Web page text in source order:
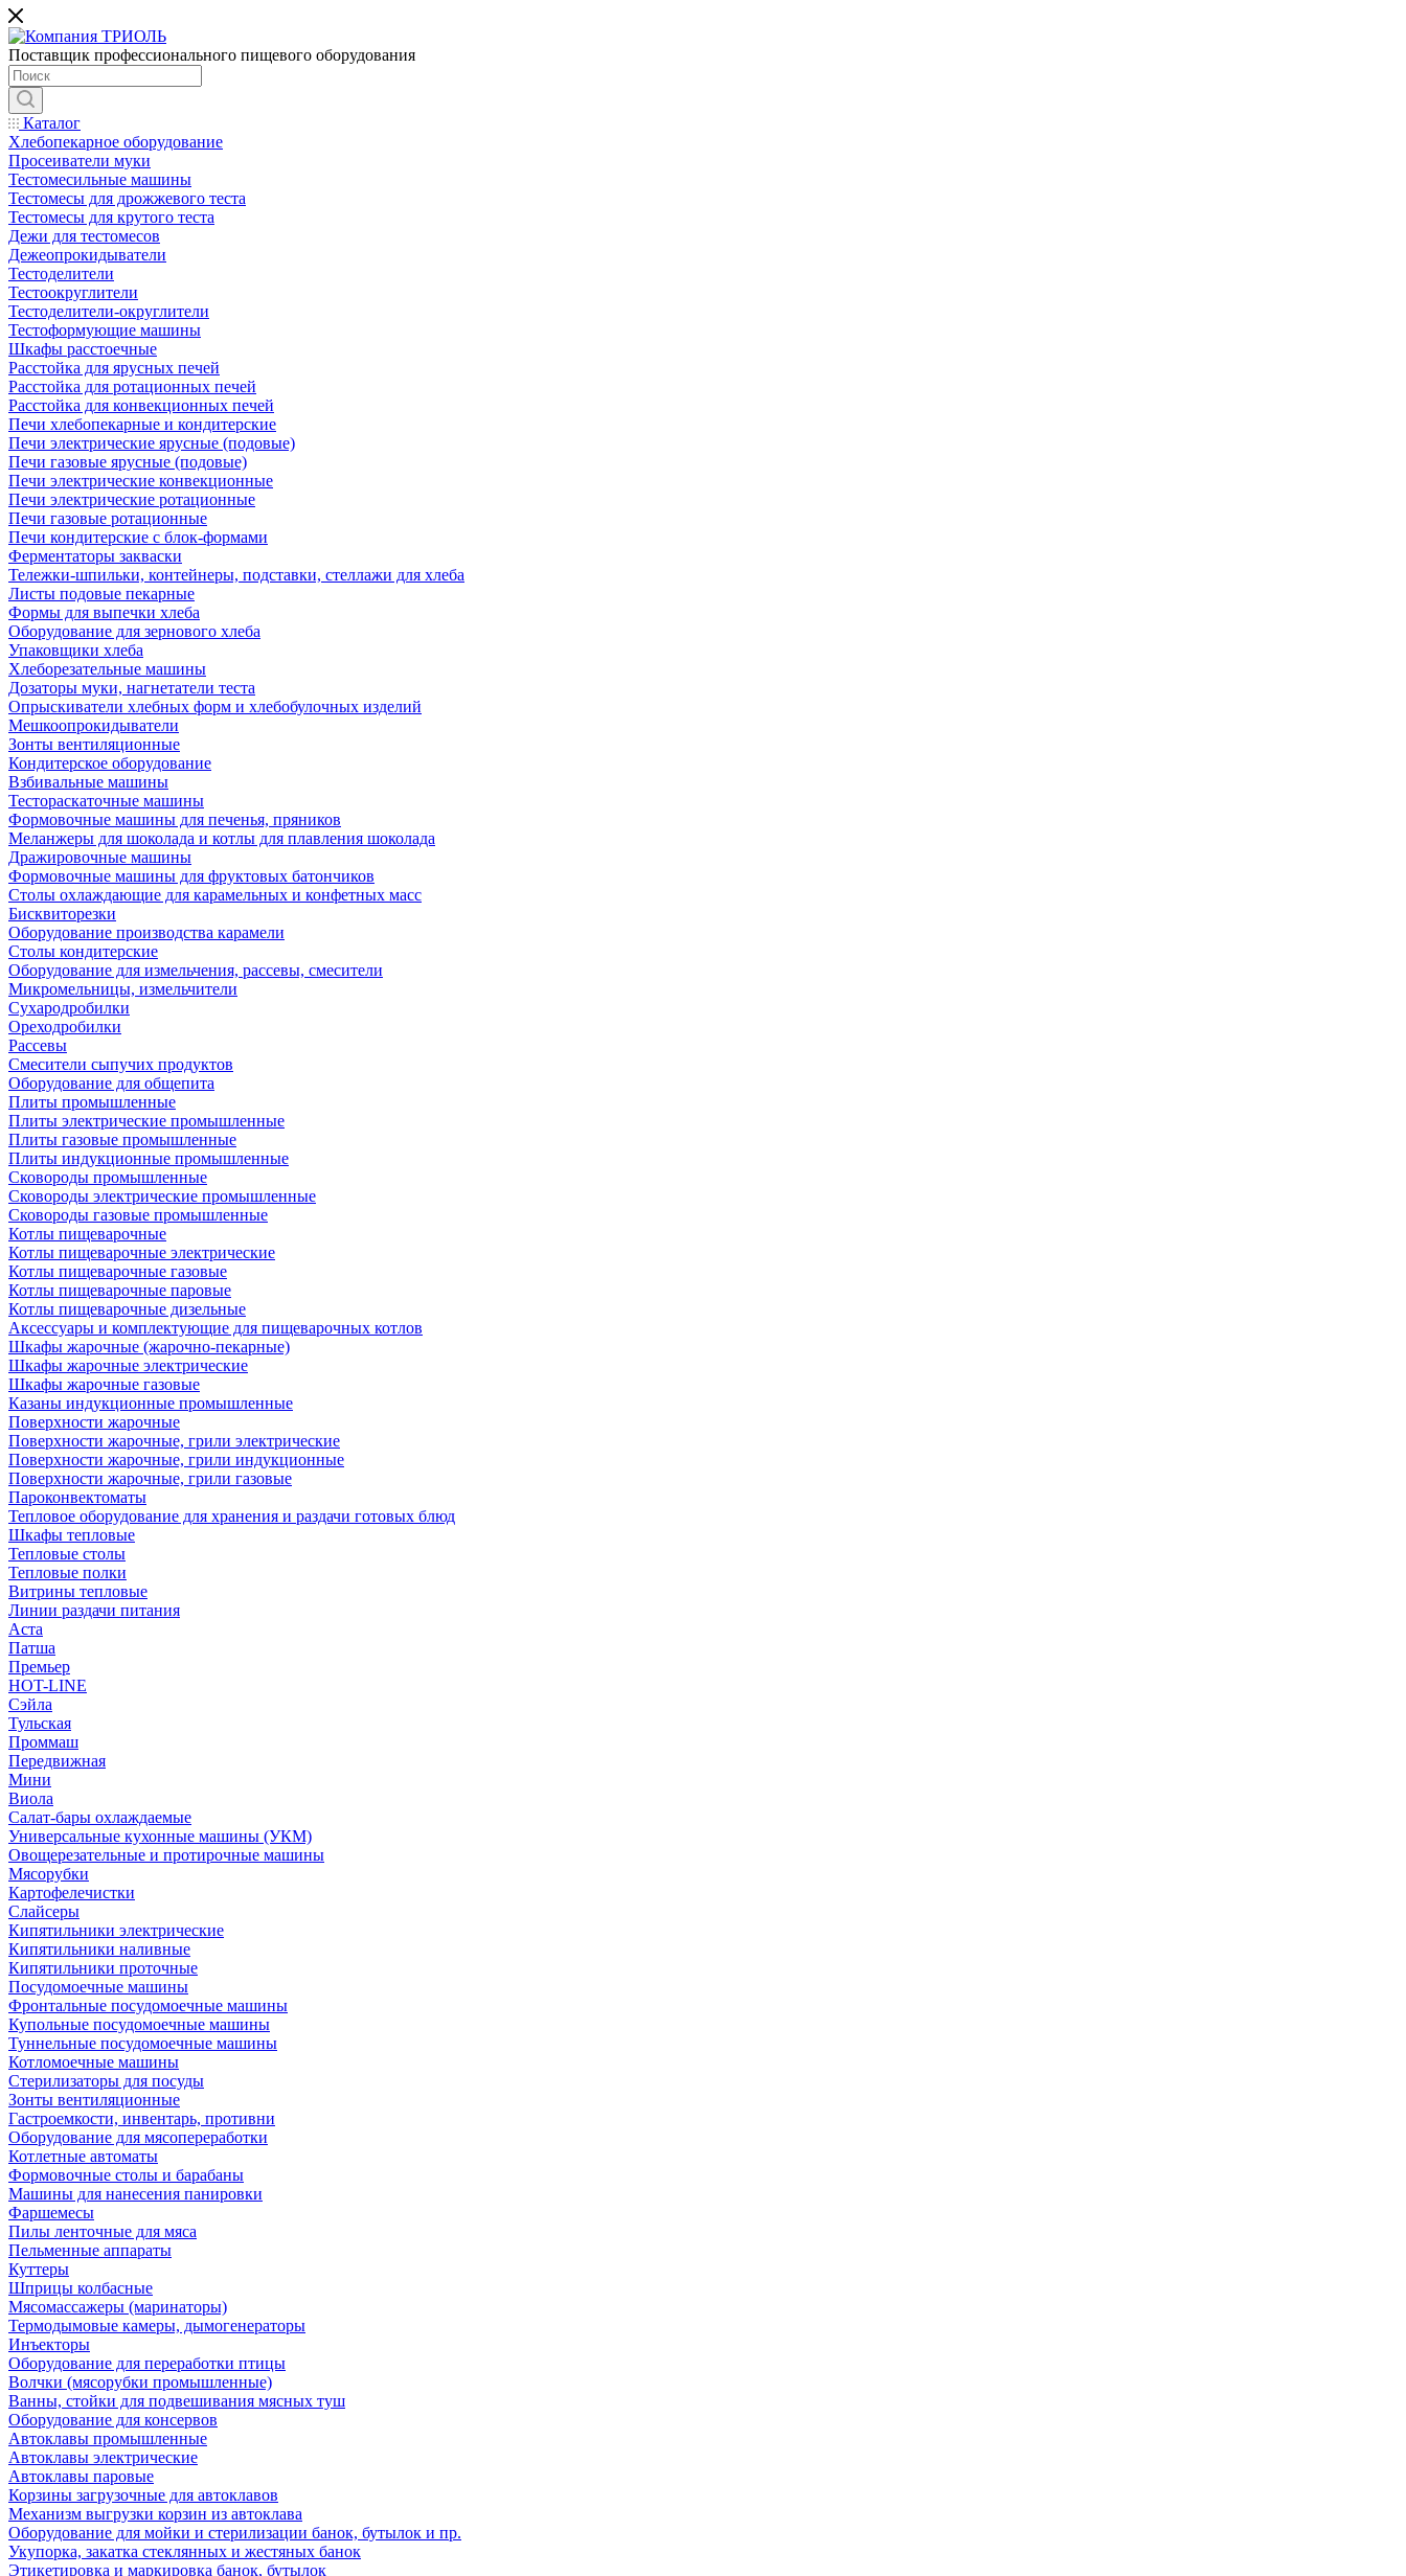
Поставщик профессионального пищевого оборудования
Каталог
Хлебопекарное оборудование
Просеиватели муки
Тестомесильные машины
Тестомесы для дрожжевого теста
Тестомесы для крутого теста
Дежи для тестомесов
Дежеопрокидыватели
Тестоделители
Тестоокруглители
Тестоделители-округлители
Тестоформующие машины
Шкафы расстоечные
Расстойка для ярусных печей
Расстойка для ротационных печей
Расстойка для конвекционных печей
Печи хлебопекарные и кондитерские
Печи электрические ярусные (подовые)
Печи газовые ярусные (подовые)
Печи электрические конвекционные
Печи электрические ротационные
Печи газовые ротационные
Печи кондитерские с блок-формами
Ферментаторы закваски
Тележки-шпильки, контейнеры, подставки, стеллажи для хлеба
Листы подовые пекарные
Формы для выпечки хлеба
Оборудование для зернового хлеба
Упаковщики хлеба
Хлеборезательные машины
Дозаторы муки, нагнетатели теста
Опрыскиватели хлебных форм и хлебобулочных изделий
Мешкоопрокидыватели
Зонты вентиляционные
Кондитерское оборудование
Взбивальные машины
Тестораскаточные машины
Формовочные машины для печенья, пряников
Меланжеры для шоколада и котлы для плавления шоколада
Дражировочные машины
Формовочные машины для фруктовых батончиков
Столы охлаждающие для карамельных и конфетных масс
Бисквиторезки
Оборудование производства карамели
Столы кондитерские
Оборудование для измельчения, рассевы, смесители
Микромельницы, измельчители
Сухародробилки
Ореходробилки
Рассевы
Смесители сыпучих продуктов
Оборудование для общепита
Плиты промышленные
Плиты электрические промышленные
Плиты газовые промышленные
Плиты индукционные промышленные
Сковороды промышленные
Сковороды электрические промышленные
Сковороды газовые промышленные
Котлы пищеварочные
Котлы пищеварочные электрические
Котлы пищеварочные газовые
Котлы пищеварочные паровые
Котлы пищеварочные дизельные
Аксессуары и комплектующие для пищеварочных котлов
Шкафы жарочные (жарочно-пекарные)
Шкафы жарочные электрические
Шкафы жарочные газовые
Казаны индукционные промышленные
Поверхности жарочные
Поверхности жарочные, грили электрические
Поверхности жарочные, грили индукционные
Поверхности жарочные, грили газовые
Пароконвектоматы
Тепловое оборудование для хранения и раздачи готовых блюд
Шкафы тепловые
Тепловые столы
Тепловые полки
Витрины тепловые
Линии раздачи питания
Аста
Патша
Премьер
HOT-LINE
Сэйла
Тульская
Проммаш
Передвижная
Мини
Виола
Салат-бары охлаждаемые
Универсальные кухонные машины (УКМ)
Овощерезательные и протирочные машины
Мясорубки
Картофелечистки
Слайсеры
Кипятильники электрические
Кипятильники наливные
Кипятильники проточные
Посудомоечные машины
Фронтальные посудомоечные машины
Купольные посудомоечные машины
Туннельные посудомоечные машины
Котломоечные машины
Стерилизаторы для посуды
Зонты вентиляционные
Гастроемкости, инвентарь, противни
Оборудование для мясопереработки
Котлетные автоматы
Формовочные столы и барабаны
Машины для нанесения панировки
Фаршемесы
Пилы ленточные для мяса
Пельменные аппараты
Куттеры
Шприцы колбасные
Мясомассажеры (маринаторы)
Термодымовые камеры, дымогенераторы
Инъекторы
Оборудование для переработки птицы
Волчки (мясорубки промышленные)
Ванны, стойки для подвешивания мясных туш
Оборудование для консервов
Автоклавы промышленные
Автоклавы электрические
Автоклавы паровые
Корзины загрузочные для автоклавов
Механизм выгрузки корзин из автоклава
Оборудование для мойки и стерилизации банок, бутылок и пр.
Укупорка, закатка стеклянных и жестяных банок
Этикетировка и маркировка банок, бутылок